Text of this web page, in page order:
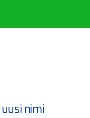
nimi